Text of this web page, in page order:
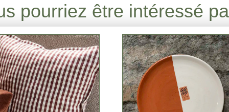
pourriez être intéressé